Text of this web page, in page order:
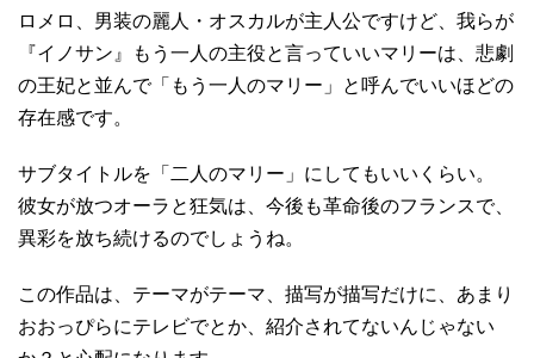
ロメロ、男装の麗人・オスカルが主人公ですけど、我らが
『イノサン』もう一人の主役と言っていいマリーは、悲劇
の王妃と並んで「もう一人のマリー」と呼んでいいほどの
存在感です。
サブタイトルを「二人のマリー」にしてもいいくらい。
彼女が放つオーラと狂気は、今後も革命後のフランスで、
異彩を放ち続けるのでしょうね。
この作品は、テーマがテーマ、描写が描写だけに、あまり
おおっぴらにテレビでとか、紹介されてないんじゃない